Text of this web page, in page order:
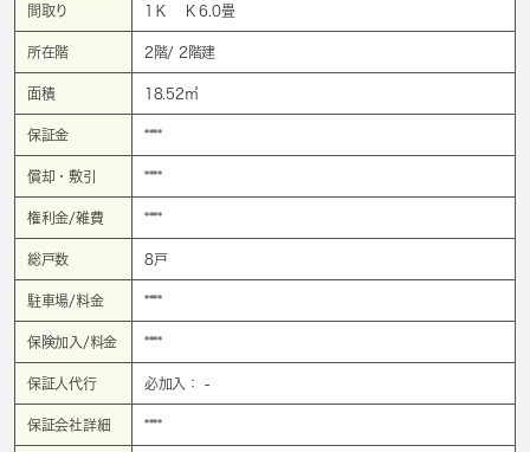
間取り 1Ｋ K 6.0畳
所在階 2階/ 2階建
面積 18.52㎡
保証金 ****
償却・敷引 ****
権利金/雑費 ****
総戸数 8戸
駐車場/料金 ****
保険加入/料金 ****
保証人代行 必加入： -
保証会社詳細 ****